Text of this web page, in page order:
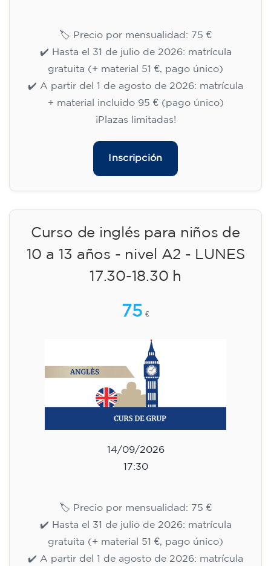
🏷️ Precio por mensualidad: 75 €
✔️ Hasta el 31 de julio de 2026: matrícula
gratuita (+ material 51 €, pago único)
✔️ A partir del 1 de agosto de 2026: matrícula
+ material incluido 95 € (pago único)
¡Plazas limitadas!
Inscripción
Curso de inglés para niños de
10 a 13 años - nivel A2 - LUNES
17.30-18.30 h
75 €
14/09/2026
17:30
🏷️ Precio por mensualidad: 75 €
✔️ Hasta el 31 de julio de 2026: matrícula
gratuita (+ material 51 €, pago único)
✔️ A partir del 1 de agosto de 2026: matrícula